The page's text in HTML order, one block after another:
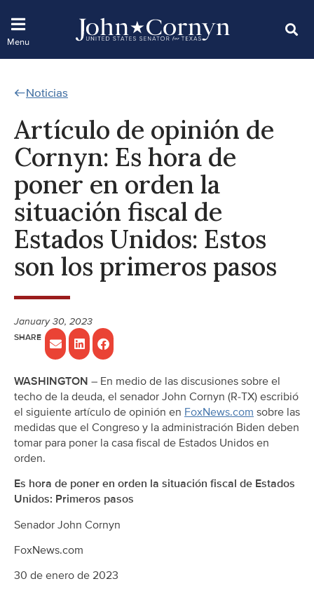
Noticias
Artículo de opinión de
Cornyn: Es hora de
poner en orden la
situación fiscal de
Estados Unidos: Estos
son los primeros pasos
January 30, 2023
WASHINGTON – En medio de las discusiones sobre el
techo de la deuda, el senador John Cornyn (R-TX) escribió
el siguiente artículo de opinión en FoxNews.com sobre las
medidas que el Congreso y la administración Biden deben
tomar para poner la casa fiscal de Estados Unidos en
orden.
Es hora de poner en orden la situación fiscal de Estados
Unidos: Primeros pasos
Senador John Cornyn
FoxNews.com
30 de enero de 2023